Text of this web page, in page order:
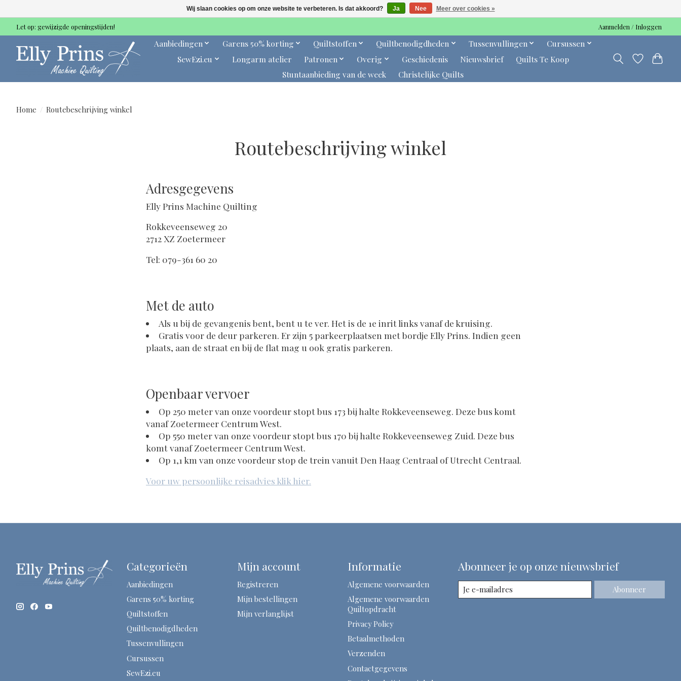
Let op: gewijzigde openingstijden! Aanmelden / Inloggen
Aanbiedingen Garens 50% korting Quiltstoffen Quiltbenodigdheden Tussenvullingen
Cursussen
SewEzi.eu
Longarm atelier Patronen Overig Geschiedenis Nieuwsbrief
Quilts Te Koop
Stuntaanbieding van de week
Christelijke Quilts
Home / Routebeschrijving winkel
Routebeschrijving winkel
Adresgegevens
Elly Prins Machine Quilting
Rokkeveenseweg 20
2712 XZ Zoetermeer
Tel: 079-361 60 20
Met de auto
Als u bij de gevangenis bent, bent u te ver. Het is de 1e inrit links vanaf de kruising.
Gratis voor de deur parkeren. Er zijn 5 parkeerplaatsen met bordje Elly Prins. Indien geen
plaats, aan de straat en bij de flat mag u ook gratis parkeren.
Openbaar vervoer
Op 250 meter van onze voordeur stopt bus 173 bij halte Rokkeveenseweg. Deze bus komt
vanaf Zoetermeer Centrum West.
Op 550 meter van onze voordeur stopt bus 170 bij halte Rokkeveenseweg Zuid. Deze bus
komt vanaf Zoetermeer Centrum West.
Op 1,1 km van onze voordeur stop de trein vanuit Den Haag Centraal of Utrecht Centraal.
Voor uw persoonlijke reisadvies klik hier.
Categorieën
Aanbiedingen
Garens 50% korting
Quiltstoffen
Quiltbenodigdheden
Tussenvullingen
Cursussen
SewEzi.eu
Mijn account
Registreren
Mijn bestellingen
Mijn verlanglijst
Informatie
Algemene voorwaarden
Algemene voorwaarden
Quiltopdracht
Privacy Policy
Betaalmethoden
Verzenden
Contactgegevens
Abonneer je op onze nieuwsbrief
Abonneer
Wij slaan cookies op om onze website te verbeteren. Is dat akkoord? Ja Nee Meer over cookies »